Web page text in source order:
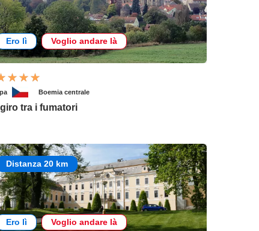
Ero lì Voglio andare là
Boemia centrale
tra i fumatori
Distanza 20 km
Ero lì Voglio andare là